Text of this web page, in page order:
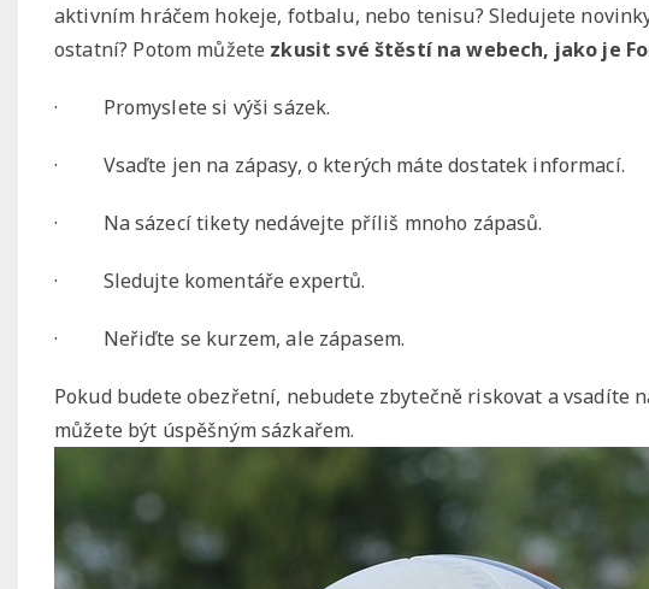
aktivním hráčem hokeje, fotbalu, nebo tenisu? Sledujete
ostatní? Potom můžete zkusit své štěstí na webech, jako je
· Promyslete si výši sázek.
· Vsaďte jen na zápasy, o kterých máte dostatek informací.
· Na sázecí tikety nedávejte příliš mnoho zápasů.
· Sledujte komentáře expertů.
· Neřiďte se kurzem, ale zápasem.
Pokud budete obezřetní, nebudete zbytečně riskovat a
můžete být úspěšným sázkařem.